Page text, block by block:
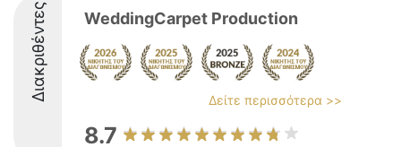
Διακριθέντες WeddingCarpet Production
Δείτε περισσότερα >>
8.7